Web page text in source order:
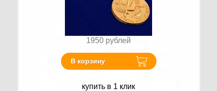
1950 рублей
В корзину
купить в 1 клик